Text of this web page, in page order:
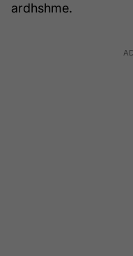
ardhshme.